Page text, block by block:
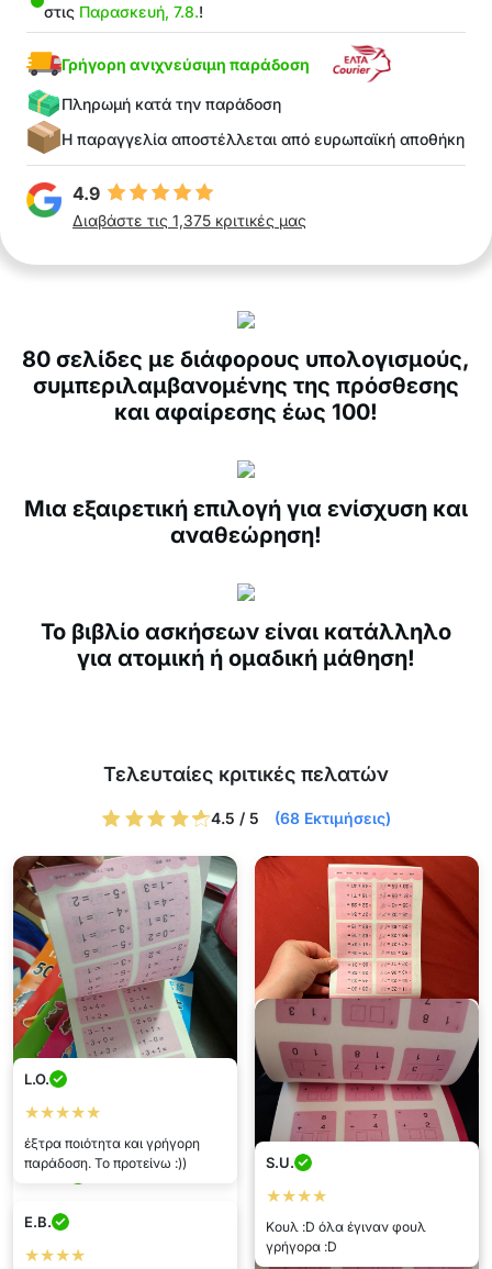
στις Παρασκευή, 7.8.!
Γρήγορη ανιχνεύσιμη παράδοση
Πληρωμή κατά την παράδοση
Η παραγγελία αποστέλλεται από ευρωπαϊκή αποθήκη
4.9
Διαβάστε τις 1,375 κριτικές μας
80 σελίδες με διάφορους υπολογισμούς,
συμπεριλαμβανομένης της πρόσθεσης
και αφαίρεσης έως 100!
Μια εξαιρετική επιλογή για ενίσχυση και
αναθεώρηση!
Το βιβλίο ασκήσεων είναι κατάλληλο
για ατομική ή ομαδική μάθηση!
Τελευταίες κριτικές πελατών
4.5 / 5 (68 Εκτιμήσεις)
Ελενα
★★★★★
γιος μου τα πηγαίνει επιτέλους
Σμαραγδα
★★★★★
Εξαιρετικό τετράδιο, πολλές
ασκήσεις!
L.O.
★★★★★
έξτρα ποιότητα και γρήγορη
παράδοση. Το προτείνω :))
S.U.
★★★★
Κουλ :D όλα έγιναν φουλ
γρήγορα :D
E.B.
★★★★